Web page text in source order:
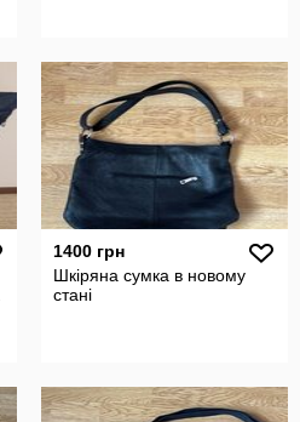
1400 грн
Шкіряна сумка в новому
стані